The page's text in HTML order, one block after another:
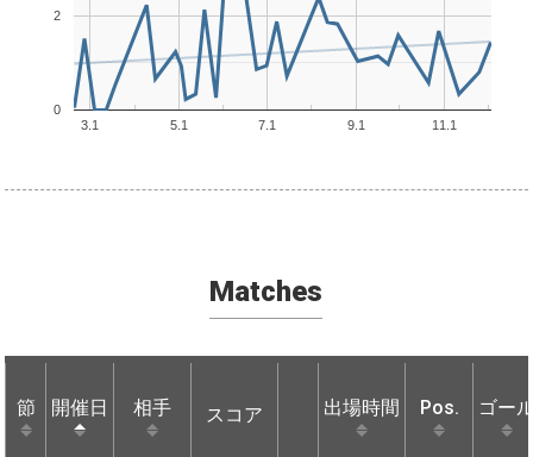
3.1 5.1 7.1 9.1 11.1
0
2
Matches
節 開催日 相手 スコア 出場時間 Pos. ゴー
節 開催日 相手